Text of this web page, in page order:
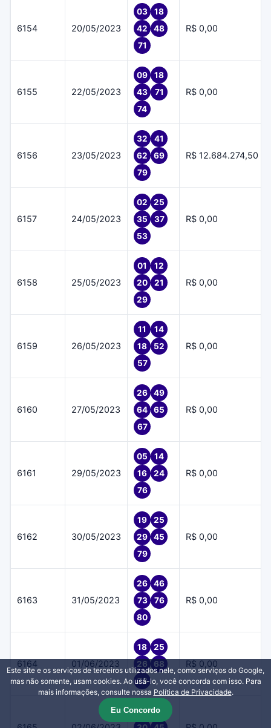
6154 20/05/2023
03
18
42
48
71
R$ 0,00
6155 22/05/2023
09
18
43
71
74
R$ 0,00
6156 23/05/2023
32
41
62
69
79
R$ 12.684.274,50
6157 24/05/2023
02
25
35
37
53
R$ 0,00
6158 25/05/2023
01
12
20
21
29
R$ 0,00
6159 26/05/2023
11
14
18
52
57
R$ 0,00
6160 27/05/2023
26
49
64
65
67
R$ 0,00
6161 29/05/2023
05
14
16
24
76
R$ 0,00
6162 30/05/2023
19
25
29
45
79
R$ 0,00
6163 31/05/2023
26
46
73
76
80
R$ 0,00
6164 01/06/2023
18
25
26
68
73
R$ 0,00
16
22
Este site e os serviços de terceiros utilizados nele, como serviços do Google,
mas não somente, usam cookies. Ao usá-lo, você concorda com isso. Para
mais informações, consulte nossa Política de Privacidade.
Eu Concordo